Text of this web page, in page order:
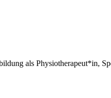
als Physiotherapeut*in,